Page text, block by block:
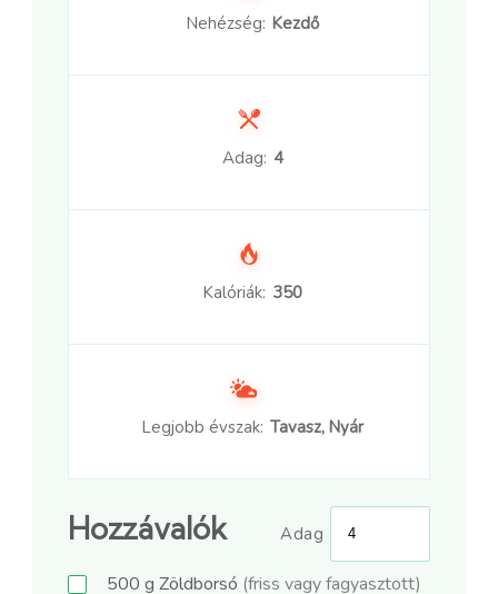
Nehézség: Kezdő
Adag: 4
Kalóriák: 350
Legjobb évszak: Tavasz, Nyár
Hozzávalók Adag
500 g Zöldborsó (friss vagy fagyasztott)